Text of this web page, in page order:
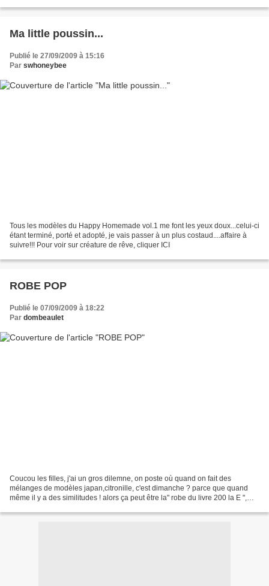
Ma little poussin...
Publié le 27/09/2009 à 15:16
Par swhoneybee
Tous les modèles du Happy Homemade vol.1 me font les yeux doux...celui-ci
étant terminé, porté et adopté, je vais passer à un plus costaud....affaire à
suivre!!! Pour voir sur créature de rêve, cliquer ICI
ROBE POP
Publié le 07/09/2009 à 18:22
Par dombeaulet
Coucou les filles, j'ai un gros dilemne, on poste où quand on fait des
mélanges de modèles japan,citronille, c'est dimanche ? parce que quand
même il y a des similitudes ! alors ça peut être la" robe du livre 200 la E ",